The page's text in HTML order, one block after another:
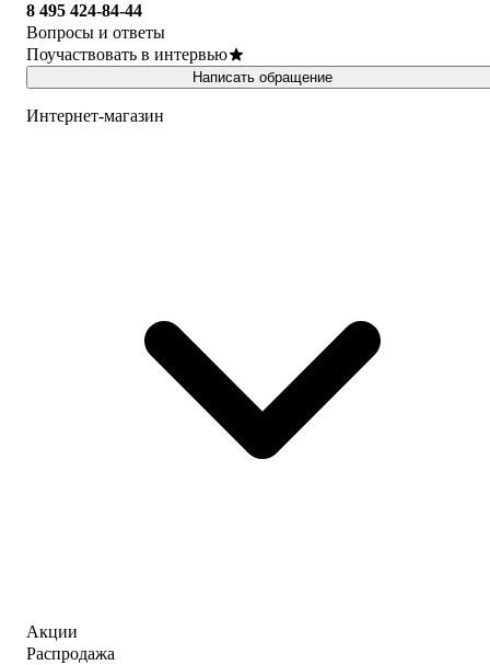
8 495 424-84-44
Вопросы и ответы
Поучаствовать в интервью
Написать обращение
Интернет-магазин
Акции
Распродажа